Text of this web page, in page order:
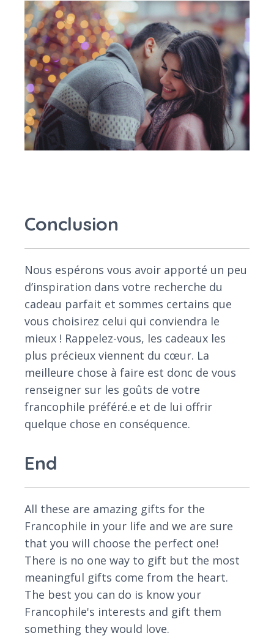
Conclusion
Nous espérons vous avoir apporté un peu
d’inspiration dans votre recherche du
cadeau parfait et sommes certains que
vous choisirez celui qui conviendra le
mieux ! Rappelez-vous, les cadeaux les
plus précieux viennent du cœur. La
meilleure chose à faire est donc de vous
renseigner sur les goûts de votre
francophile préféré.e et de lui offrir
quelque chose en conséquence.
End
All these are amazing gifts for the
Francophile in your life and we are sure
that you will choose the perfect one!
There is no one way to gift but the most
meaningful gifts come from the heart.
The best you can do is know your
Francophile's interests and gift them
something they would love.